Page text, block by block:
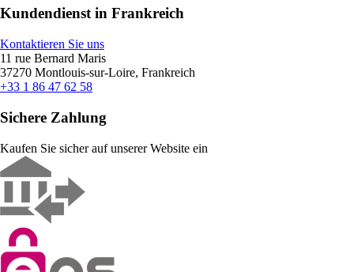
Kundendienst in Frankreich
Kontaktieren Sie uns
11 rue Bernard Maris
37270 Montlouis-sur-Loire, Frankreich
+33 1 86 47 62 58
Sichere Zahlung
Kaufen Sie sicher auf unserer Website ein